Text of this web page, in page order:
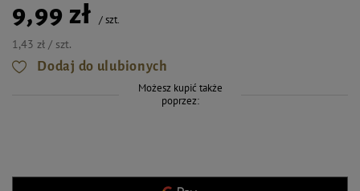
9,99 zł /szt.
1,43 zł / szt.
Dodaj do ulubionych
Możesz kupić także
poprzez: